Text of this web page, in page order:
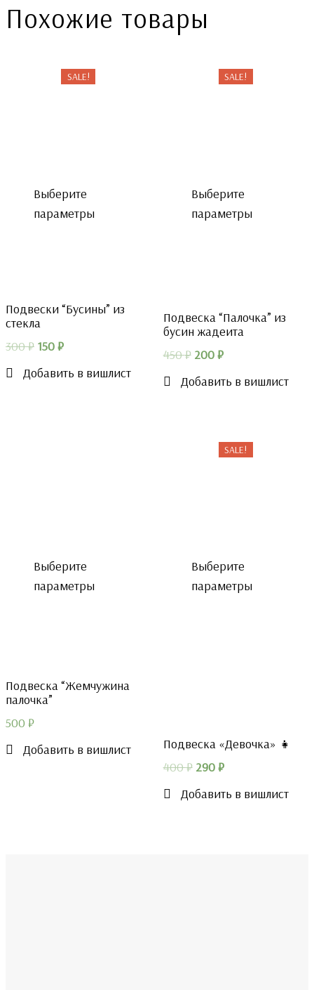
Похожие товары
SALE!
Выберите
параметры
Подвески “Бусины” из
стекла
300₽ Первоначальная
цена
150₽Текущая
Добавить в вишлист
SALE!
Выберите
параметры
Подвеска “Палочка” из
бусин жадеита
450₽ Первоначальная
цена
200₽Текущая
Добавить в вишлист
Выберите
параметры
Подвеска “Жемчужина
палочка”
500 ₽
Добавить в вишлист
SALE!
Выберите
параметры
Подвеска «Девочка» 👧
400₽ Первоначальная
цена
290₽Текущая
Добавить в вишлист